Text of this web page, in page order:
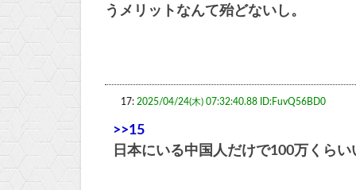
うメリットなんて殆どないし。
17: 2025/04/24(木) 07:32:40.88 ID:FuvQ56BD0
>>15
日本にいる中国人だけで100万くらい